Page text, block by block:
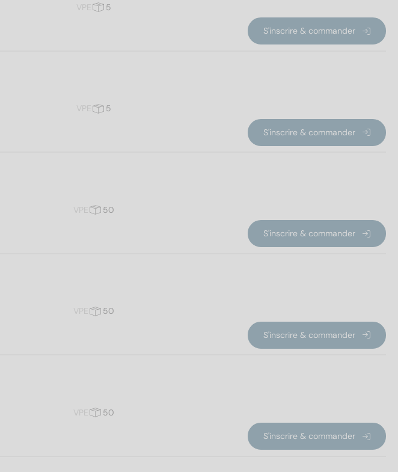
VPE
5
S'inscrire & commander
VPE
5
S'inscrire & commander
VPE
50
S'inscrire & commander
VPE
50
S'inscrire & commander
VPE
50
S'inscrire & commander